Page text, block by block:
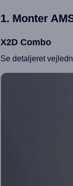
1. Monter
X2D Combo
Se detaljeret